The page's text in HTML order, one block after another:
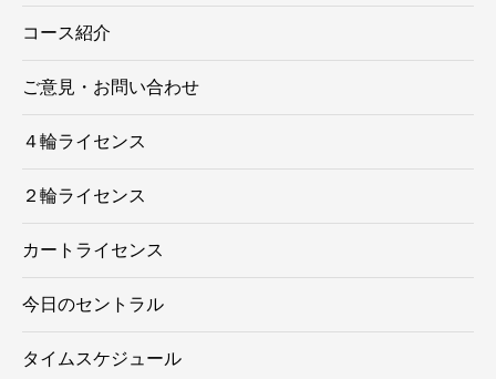
コース紹介
ご意見・お問い合わせ
４輪ライセンス
２輪ライセンス
カートライセンス
今日のセントラル
タイムスケジュール